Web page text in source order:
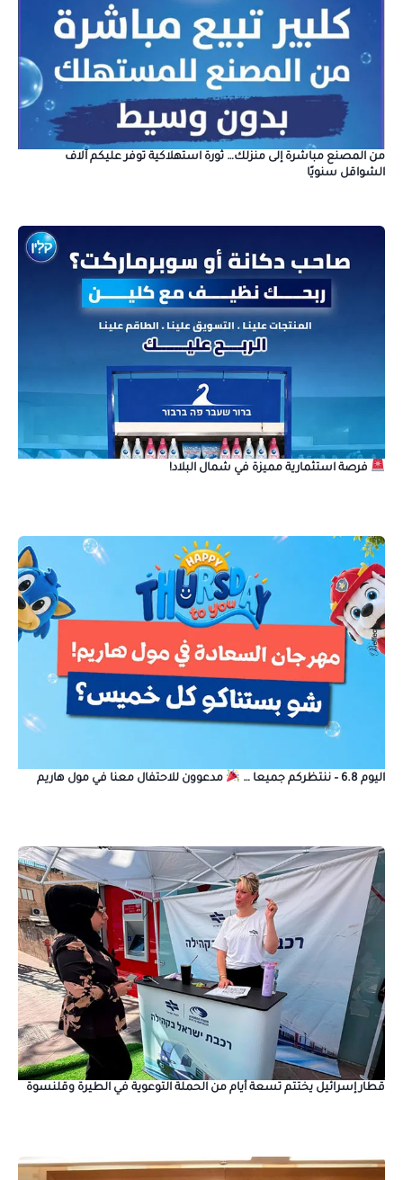
من المصنع مباشرة إلى منزلك… ثورة استهلاكية توفر عليكم آلاف
الشواقل سنويًا
فرصة استثمارية مميزة في شمال البلاد!
اليوم 6.8 – ننتظركم جميعا … مدعوون للاحتفال معنا في مول هاريم
قطار إسرائيل يختتم تسعة أيام من الحملة التوعوية في الطيرة وقلنسوة